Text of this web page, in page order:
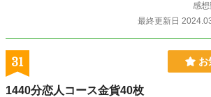
感
最終更新日
31 お
1440分恋人コース金貨40枚